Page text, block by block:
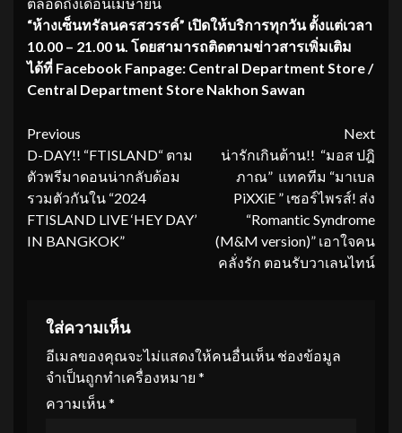
“ห้างเซ็นทรัลนครสวรรค์” เปิดให้บริการทุกวัน ตั้งแต่เวลา
10.00 – 21.00 น. โดยสามารถติดตามข่าวสารเพิ่มเติม
ได้ที่ Facebook Fanpage: Central Department Store /
Central Department Store Nakhon Sawan
Continue
Reading
Previous
D-DAY!! “FTISLAND“ ตาม
ตัวพรีมาดอนน่ากลับด้อม
รวมตัวกันใน “2024
FTISLAND LIVE ‘HEY DAY’
IN BANGKOK”
Next
น่ารักเกินต้าน!! “มอส ปฎิ
ภาณ” แทคทีม “มาเบล
PiXXiE ” เซอร์ไพรส์! ส่ง
“Romantic Syndrome
(M&M version)” เอาใจคน
คลั่งรัก ตอนรับวาเลนไทน์
ใส่ความเห็น
อีเมลของคุณจะไม่แสดงให้คนอื่นเห็น ช่องข้อมูล
จำเป็นถูกทำเครื่องหมาย *
ความเห็น*